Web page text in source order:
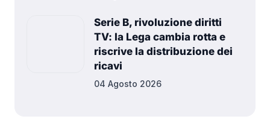
Serie B, rivoluzione diritti
TV: la Lega cambia rotta e
riscrive la distribuzione dei
ricavi
04 Agosto 2026